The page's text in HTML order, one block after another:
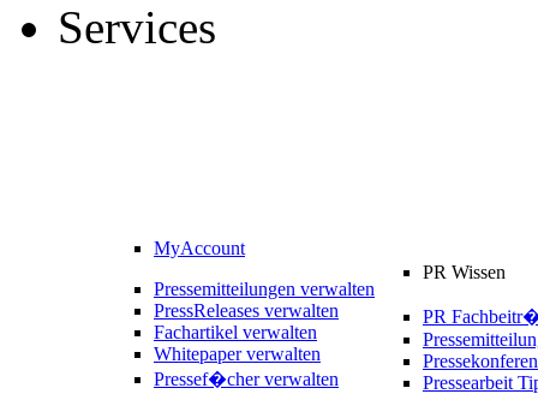
Services
MyAccount
Pressemitteilungen verwalten
PressReleases verwalten
Fachartikel verwalten
Whitepaper verwalten
Pressef�cher verwalten
PR Wissen
PR
Pressearbeit